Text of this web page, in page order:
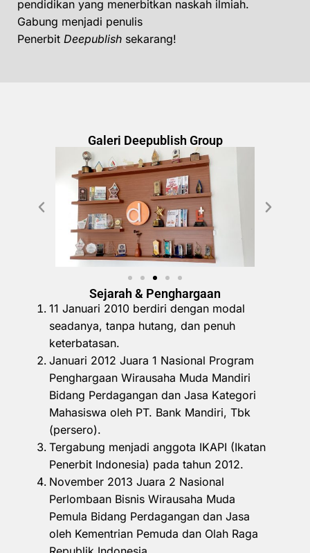
pendidikan yang menerbitkan naskah ilmiah.
Gabung menjadi penulis
Penerbit Deepublish sekarang!
Galeri Deepublish Group
Sejarah & Penghargaan
11 Januari 2010 berdiri dengan modal
seadanya, tanpa hutang, dan penuh
keterbatasan.
Januari 2012 Juara 1 Nasional Program
Penghargaan Wirausaha Muda Mandiri
Bidang Perdagangan dan Jasa Kategori
Mahasiswa oleh PT. Bank Mandiri, Tbk
(persero).
Tergabung menjadi anggota IKAPI (Ikatan
Penerbit Indonesia) pada tahun 2012.
November 2013 Juara 2 Nasional
Perlombaan Bisnis Wirausaha Muda
Pemula Bidang Perdagangan dan Jasa
oleh Kementrian Pemuda dan Olah Raga